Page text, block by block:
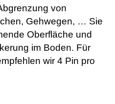
von
Gehwegen, … Sie
Oberfläche und
im Boden. Für
wir 4 Pin pro